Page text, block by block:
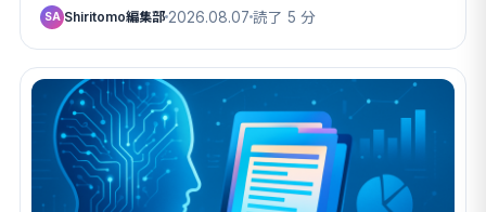
SA Shiritomo編集部 2026.08.07 読了 5 分